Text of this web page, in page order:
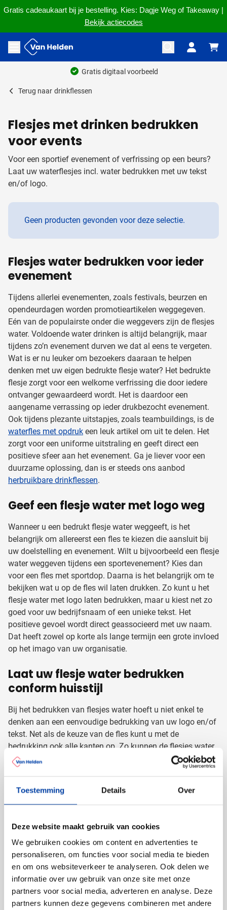
Toestemming Details Over
Deze website maakt gebruik van cookies
We gebruiken cookies om content en advertenties te
personaliseren, om functies voor social media te bieden
en om ons websiteverkeer te analyseren. Ook delen we
informatie over uw gebruik van onze site met onze
partners voor social media, adverteren en analyse. Deze
partners kunnen deze gegevens combineren met andere
Gratis cadeaukaart bij je bestelling. Kies: Dagje Weg of Takeaway |
Bekijk actiecodes
Ga naar de inhoud
Menu openen
Gratis digitaal voorbeeld
Terug naar drinkflessen
Flesjes met drinken bedrukken
voor events
Voor een sportief evenement of verfrissing op een beurs?
Laat uw waterflesjes incl. water bedrukken met uw tekst
en/of logo.
Geen producten gevonden voor deze selectie.
Flesjes water bedrukken voor ieder
evenement
Tijdens allerlei evenementen, zoals festivals, beurzen en
opendeurdagen worden promotieartikelen weggegeven.
Eén van de populairste onder die weggevers zijn de flesjes
water. Voldoende water drinken is altijd belangrijk, maar
tijdens zo’n evenement durven we dat al eens te vergeten.
Wat is er nu leuker om bezoekers daaraan te helpen
denken met uw eigen bedrukte flesje water? Het bedrukte
flesje zorgt voor een welkome verfrissing die door iedere
ontvanger gewaardeerd wordt. Het is daardoor een
aangename verrassing op ieder drukbezocht evenement.
Ook tijdens plezante uitstapjes, zoals teambuildings, is de
waterfles met opdruk een leuk artikel om uit te delen. Het
zorgt voor een uniforme uitstraling en geeft direct een
positieve sfeer aan het evenement. Ga je liever voor een
duurzame oplossing, dan is er steeds ons aanbod
herbruikbare drinkflessen.
Geef een flesje water met logo weg
Wanneer u een bedrukt flesje water weggeeft, is het
belangrijk om allereerst een fles te kiezen die aansluit bij
uw doelstelling en evenement. Wilt u bijvoorbeeld een flesje
water weggeven tijdens een sportevenement? Kies dan
voor een fles met sportdop. Daarna is het belangrijk om te
bekijken wat u op de fles wil laten drukken. Zo kunt u het
flesje water met logo laten bedrukken, maar u kiest net zo
goed voor uw bedrijfsnaam of een unieke tekst. Het
positieve gevoel wordt direct geassocieerd met uw naam.
Dat heeft zowel op korte als lange termijn een grote invloed
op het imago van uw organisatie.
Laat uw flesje water bedrukken
conform huisstijl
Bij het bedrukken van flesjes water hoeft u niet enkel te
denken aan een eenvoudige bedrukking van uw logo en/of
tekst. Net als de keuze van de fles kunt u met de
bedrukking ook alle kanten op. Zo kunnen de flesjes water
in full colour bedrukt worden. Hierdoor profiteert u van een
hoogwaardige fotokwaliteit en kunt u uw bedrukte flesjes
huisstijl. Laat bijvoorbeeld de flesjes water bedrukken met
een leuke foto van uw bedrijfspand, logo of naam.
Uw bedrukte flesjes water bestelt u
eenvoudig online
Via de webshop geeft u in enkele stappen al uw wensen
aan. Denk aan de minimale afname, kleur, opdruk etc.
Wanneer wij al uw wensen hebben ontvangen, sturen wij u
een digitale drukproef toe. Hierop ziet u precies hoe uw